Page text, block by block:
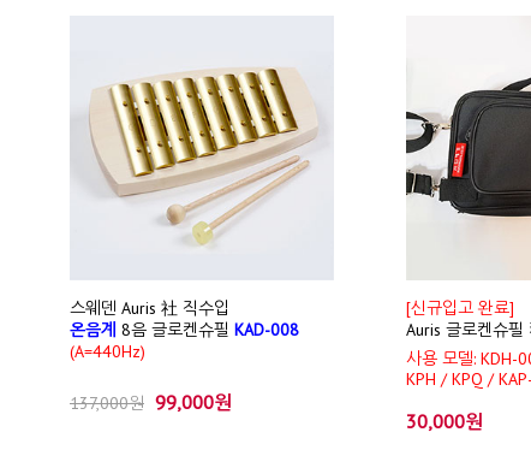
스웨덴 Auris 社 직수입
온음계 8음 글로켄슈필 KAD-008
(A=440Hz)
137,000원 99,000원
[신규입고 완료]
Auris 글로켄슈필
사용 모델: KDH-
KPH / KPQ /
30,000원